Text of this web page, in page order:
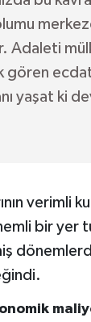
Adaleti
gören
yaşat ki
verimli
bir yer